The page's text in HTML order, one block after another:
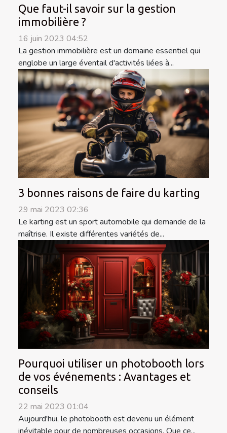
Que faut-il savoir sur la gestion
immobilière ?
16 juin 2023 04:52
La gestion immobilière est un domaine essentiel qui
englobe un large éventail d'activités liées à...
3 bonnes raisons de faire du karting
29 mai 2023 02:36
Le karting est un sport automobile qui demande de la
maîtrise. Il existe différentes variétés de...
Pourquoi utiliser un photobooth lors
de vos événements : Avantages et
conseils
22 mai 2023 01:04
Aujourd'hui, le photobooth est devenu un élément